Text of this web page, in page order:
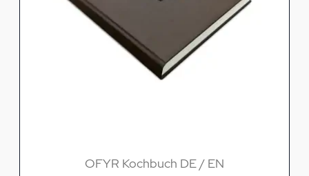
OFYR Kochbuch DE / EN